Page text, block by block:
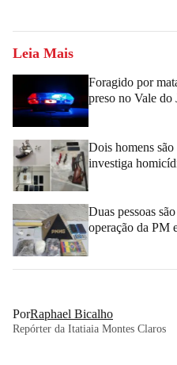
Leia Mais
Foragido por
preso no Vale do
Dois homens são
investiga
Duas pessoas
operação da PM
PorRaphael Bicalho
Repórter da Itatiaia Montes Claros